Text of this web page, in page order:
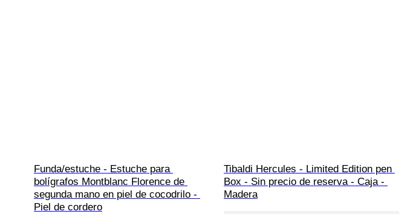
Funda/estuche - Estuche para
bolígrafos Montblanc Florence de
segunda mano en piel de cocodrilo -
Piel de cordero
Tibaldi Hercules - Limited Edition pen
Box - Sin precio de reserva - Caja -
Madera